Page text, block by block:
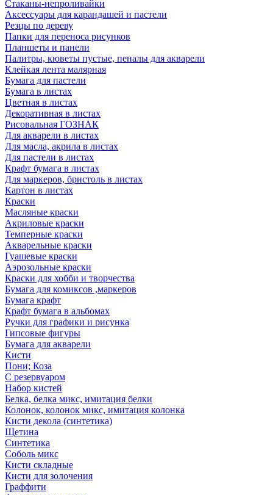
Стаканы-непроливайки
Аксессуары для карандашей и пастели
Резцы по дереву
Папки для переноса рисунков
Планшеты и панели
Палитры, кюветы пустые, пеналы для акварели
Клейкая лента малярная
Бумага для пастели
Бумага в листах
Цветная в листах
Декоративная в листах
Рисовальная ГОЗНАК
Для акварели в листах
Для масла, акрила в листах
Для пастели в листах
Крафт бумага в листах
Для маркеров, бристоль в листах
Картон в листах
Краски
Масляные краски
Акриловые краски
Темперные краски
Акварельные краски
Гуашевые краски
Аэрозольные краски
Краски для хобби и творчества
Бумага для комиксов ,маркеров
Бумага крафт
Крафт бумага в альбомах
Ручки для графики и рисунка
Гипсовые фигуры
Бумага для акварели
Кисти
Пони; Коза
С резервуаром
Набор кистей
Белка, белка микс, имитация белки
Колонок, колонок микс, имитация колонка
Кисти декола (синтетика)
Щетина
Синтетика
Соболь микс
Кисти складные
Кисти для золочения
Граффити